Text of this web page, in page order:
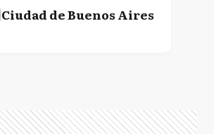
Ciudad de Buenos Aires